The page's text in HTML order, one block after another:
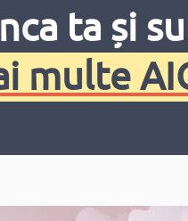
ta și
multe